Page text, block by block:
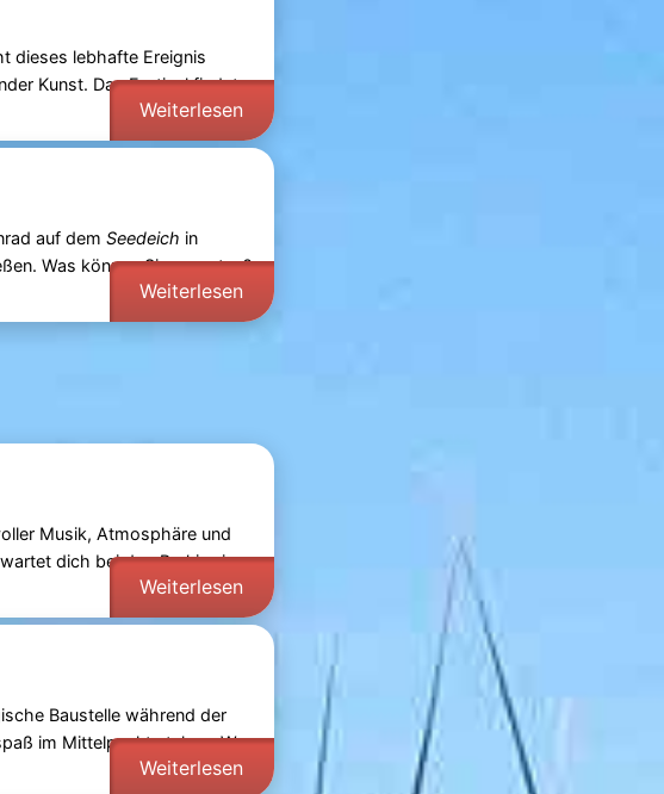
dieses lebhafte Ereignis
Kunst. Das Festival findet
Weiterlesen
auf dem Seedeich in
Was können Sie erwarten?
Weiterlesen
Musik, Atmosphäre und
dich bei denParkiesin
Weiterlesen
Baustelle während der
im Mittelpunkt stehen. Was
Weiterlesen